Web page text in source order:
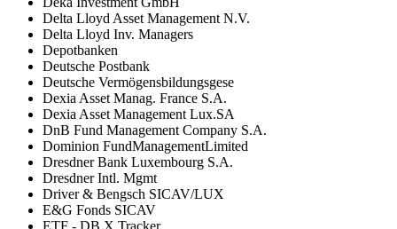
Delta Lloyd Asset Management N.V.
Delta Lloyd Inv. Managers
Depotbanken
Deutsche Postbank
Deutsche Vermögensbildungsgese
Dexia Asset Manag. France S.A.
Dexia Asset Management Lux.SA
DnB Fund Management Company S.A.
Dominion FundManagementLimited
Dresdner Bank Luxembourg S.A.
Dresdner Intl. Mgmt
Driver & Bengsch SICAV/LUX
E&G Fonds SICAV
ETF - DB X Tracker